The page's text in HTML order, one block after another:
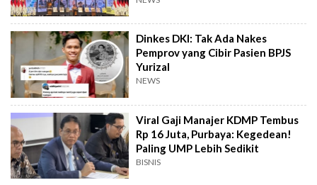
Dinkes DKI: Tak Ada Nakes
Pemprov yang Cibir Pasien BPJS
Yurizal
NEWS
Viral Gaji Manajer KDMP Tembus
Rp 16 Juta, Purbaya: Kegedean!
Paling UMP Lebih Sedikit
BISNIS